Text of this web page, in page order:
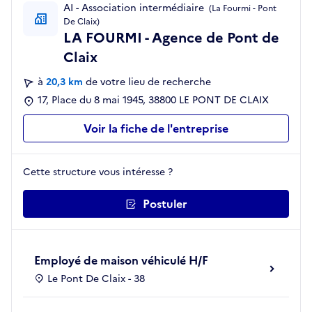
AI - Association intermédiaire (La Fourmi - Pont
De Claix)
LA FOURMI - Agence de Pont de
Claix
à 20,3 km de votre lieu de recherche
17, Place du 8 mai 1945, 38800 LE PONT DE CLAIX
Voir la fiche de l'entreprise
Cette structure vous intéresse ?
Postuler
Employé de maison véhiculé H/F
Le Pont De Claix - 38